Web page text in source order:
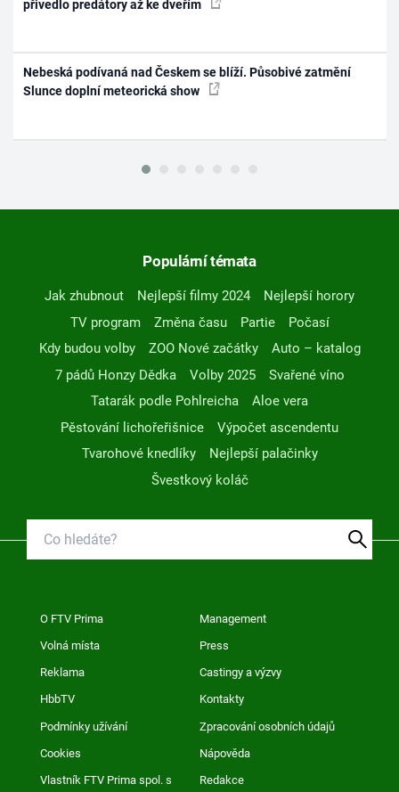
přivedlo predátory až ke dveřím
Nebeská podívaná nad Českem se blíží. Působivé zatmění
Slunce doplní meteorická show
Populární témata
Jak zhubnout Nejlepší filmy 2024
Nejlepší horory
TV program
Změna času Partie
Počasí
Kdy budou volby
ZOO Nové začátky
Auto – katalog
7 pádů Honzy Dědka
Volby 2025
Svařené víno
Tatarák podle Pohlreicha
Aloe vera
Pěstování lichořeřišnice
Výpočet ascendentu
Tvarohové knedlíky
Nejlepší palačinky
Švestkový koláč
O FTV Prima Management
Volná místa Press
Reklama Castingy a výzvy
HbbTV Kontakty
Podmínky užívání Zpracování osobních údajů
Cookies Nápověda
Vlastník FTV Prima spol. s
Redakce